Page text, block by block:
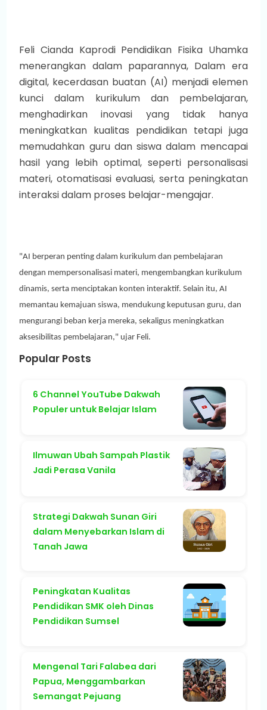
Feli Cianda Kaprodi Pendidikan Fisika Uhamka
menerangkan dalam paparannya, Dalam era
digital, kecerdasan buatan (AI) menjadi elemen
kunci dalam kurikulum dan pembelajaran,
menghadirkan inovasi yang tidak hanya
meningkatkan kualitas pendidikan tetapi juga
memudahkan guru dan siswa dalam mencapai
hasil yang lebih optimal, seperti personalisasi
materi, otomatisasi evaluasi, serta peningkatan
interaksi dalam proses belajar-mengajar.
"AI berperan penting dalam kurikulum dan pembelajaran
dengan mempersonalisasi materi, mengembangkan kurikulum
dinamis, serta menciptakan konten interaktif. Selain itu, AI
memantau kemajuan siswa, mendukung keputusan guru, dan
mengurangi beban kerja mereka, sekaligus meningkatkan
aksesibilitas pembelajaran," ujar Feli.
Popular Posts
6 Channel YouTube Dakwah
Populer untuk Belajar Islam
Ilmuwan Ubah Sampah Plastik
Jadi Perasa Vanila
Strategi Dakwah Sunan Giri
dalam Menyebarkan Islam di
Tanah Jawa
Peningkatan Kualitas
Pendidikan SMK oleh Dinas
Pendidikan Sumsel
Mengenal Tari Falabea dari
Papua, Menggambarkan
Semangat Pejuang